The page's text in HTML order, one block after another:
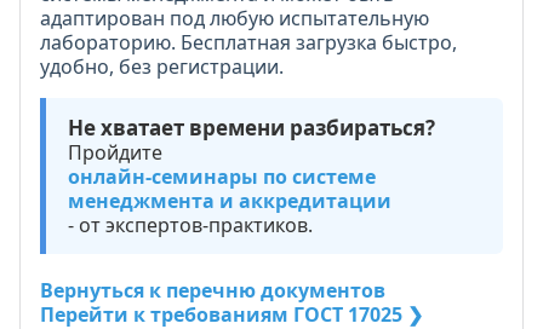
адаптирован под любую испытательную
лабораторию. Бесплатная загрузка быстро,
удобно, без регистрации.
Не хватает времени разбираться?
Пройдите
онлайн-семинары по системе
менеджмента и аккредитации
- от экспертов-практиков.
Вернуться к перечню документов
Перейти к требованиям ГОСТ 17025 ❯